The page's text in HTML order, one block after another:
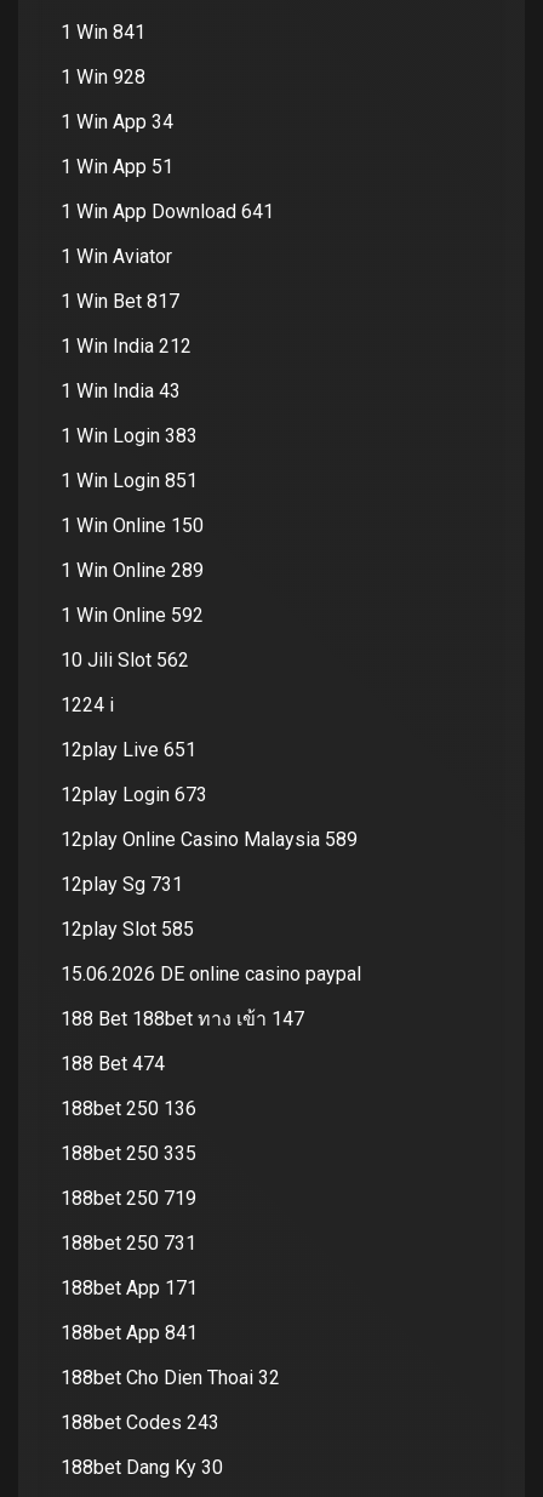
1 Win 841
1 Win 928
1 Win App 34
1 Win App 51
1 Win App Download 641
1 Win Aviator
1 Win Bet 817
1 Win India 212
1 Win India 43
1 Win Login 383
1 Win Login 851
1 Win Online 150
1 Win Online 289
1 Win Online 592
10 Jili Slot 562
1224 i
12play Live 651
12play Login 673
12play Online Casino Malaysia 589
12play Sg 731
12play Slot 585
15.06.2026 DE online casino paypal
188 Bet 188bet ทาง เข้า 147
188 Bet 474
188bet 250 136
188bet 250 335
188bet 250 719
188bet 250 731
188bet App 171
188bet App 841
188bet Cho Dien Thoai 32
188bet Codes 243
188bet Dang Ky 30